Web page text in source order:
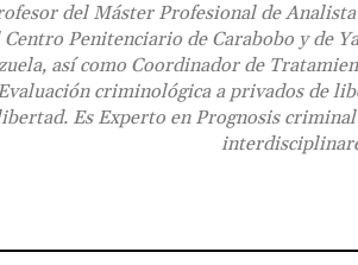
del Máster Profesional de
Penitenciario de Carabobo y de
así como Coordinador de
criminológica a privados de
Es Experto en Prognosis